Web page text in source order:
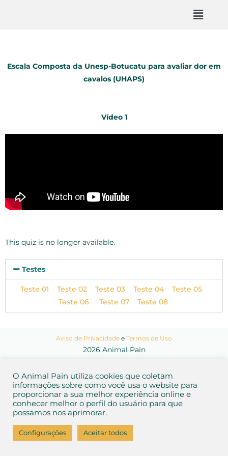
Escala Composta da Unesp-Botucatu para avaliar dor em
cavalos (UHAPS)
Vídeo 1
This quiz is no longer available.
Testes
Teste 01 Teste 02 Teste 03 Teste 04
Teste 05
Teste 06 Teste 07 Teste 08
Aviso de Privacidade e Termos de Uso
2026 Animal Pain
O Animal Pain utiliza cookies que coletam
informações sobre como você usa o website para
proporcionar a sua melhor experiência online e
conhecer melhor o perfil do usuário para que
possamos nos aprimorar.
Configurações Aceitar todos